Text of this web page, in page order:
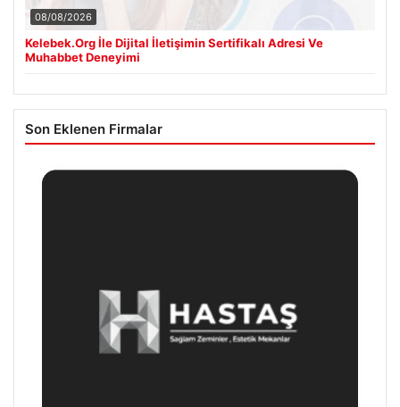
08/08/2026
Kelebek.Org İle Dijital İletişimin Sertifikalı Adresi Ve
Muhabbet Deneyimi
Son Eklenen Firmalar